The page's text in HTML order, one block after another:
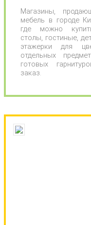
Магазины,
мебель в городе
где можно
столы, гостиные,
этажерки для
отдельных
готовых
заказ.